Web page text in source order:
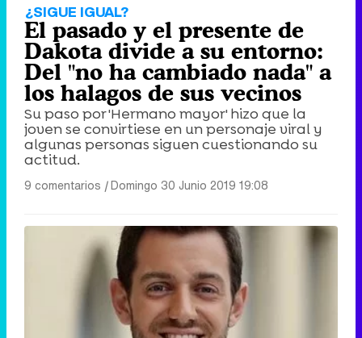
¿SIGUE IGUAL?
El pasado y el presente de
Dakota divide a su entorno:
Del "no ha cambiado nada" a
los halagos de sus vecinos
Su paso por 'Hermano mayor' hizo que la
joven se convirtiese en un personaje viral y
algunas personas siguen cuestionando su
actitud.
9 comentarios |Domingo 30 Junio 2019 19:08